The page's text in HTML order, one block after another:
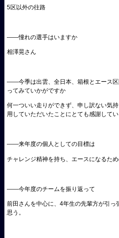
5区以外の往路
――憧れの選手はいますか
相澤晃さん
――今季は出雲、全日本、箱根とエース
ってみていかがですか
何一ついい走りができず、申し訳ない気
用していただいたことにとても感謝してい
――来年度の個人としての目標は
チャレンジ精神を持ち、エースになるため
――今年度のチームを振り返って
前田さんを中心に、4年生の先輩方が引っ
思う。